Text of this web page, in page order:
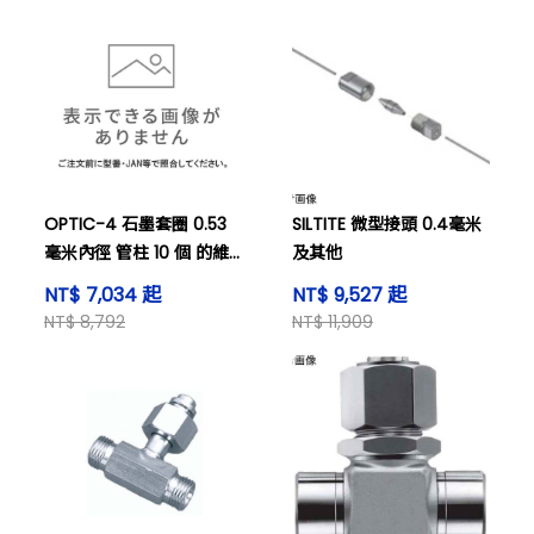
OPTIC-4 石墨套圈 0.53
毫米內徑 管柱 10 個 的維
護零件 及其他
NT$ 7,034 起
NT$ 8,792
SILTITE 微型接頭 0.4毫米
及其他
NT$ 9,527 起
NT$ 11,909